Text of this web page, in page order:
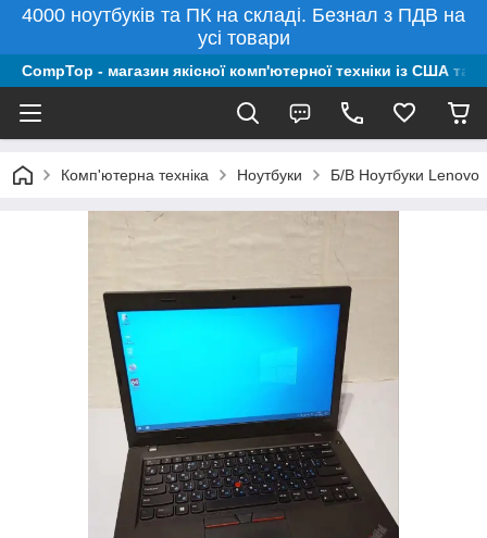
4000 ноутбуків та ПК на складі. Безнал з ПДВ на
усі товари
CompTop - магазин якісної комп'ютерної техніки із США та
Комп'ютерна техніка Ноутбуки Б/В Ноутбуки Lenovo